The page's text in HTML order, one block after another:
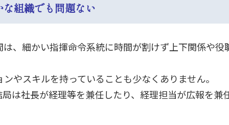
組織でも問題ない
、細かい指揮命令系統に時間が割けず上下関係や
やスキルを持っていることも少なくありません。
は社長が経理等を兼任したり、経理担当が広報を